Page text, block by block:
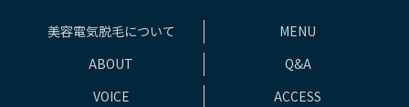
美容電気脱毛について
MENU
ABOUT
Q&A
VOICE
ACCESS